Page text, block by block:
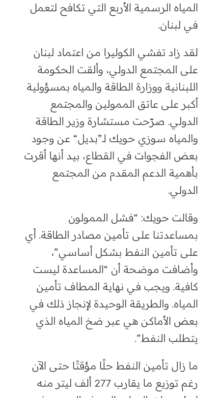
المياه الرسمية الأربع التي تكافح لتعمل
في لبنان.
لقد زاد تفشي الكوليرا من اعتماد لبنان
على المجتمع الدولي ،وألقت الحكومة
اللبنانية ووزارة الطاقة والمياه بمسؤولية
أكبر على عاتق الممولين والمجتمع
الدولي. صرّحت مستشارة وزير الطاقة
والمياه سوزي حويك لـ”بديل “عن وجود
بعض الفجوات في القطاع،بيد أنها أقرت
بأهمية الدعم المقدم من المجتمع
الدولي.
وقالت حويك: “فشل الممولون
بمساعدتنا على تأمين مصادر الطاقة.أي
على تأمين النفط بشكل أساسي”،
وأضافت موضحة أن “المساعدة ليست
كافية. ويجب في نهاية المطاف تأمين
المياه. والطريقة الوحيدة لإنجاز ذلك في
بعض الأماكن هي عبر ضخ المياه الذي
يتطلب النفط”.
ما زال تأمين النفط حلًا مؤقتًا حتى الآن
رغم توزيع ما يقارب 277 ألف ليتر منه